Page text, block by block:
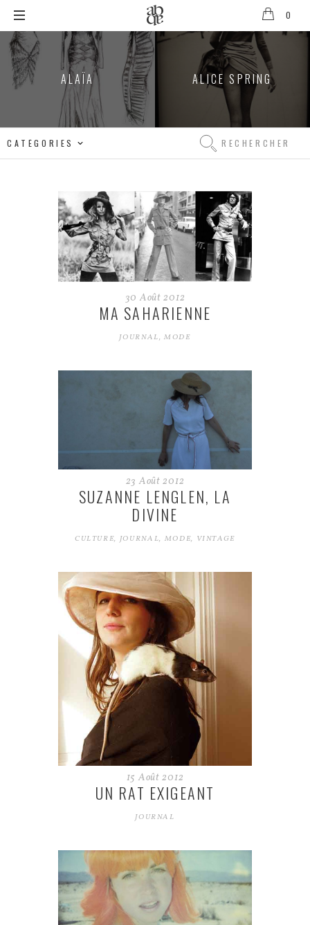
ALIX
B.
D'ANTHENAY
0
ALAÏA ALICE SPRING
Rechercher
Rechercher
30 Août 2012
MA SAHARIENNE
JOURNAL,MODE
23 Août 2012
SUZANNE LENGLEN, LA
DIVINE
CULTURE, JOURNAL, MODE, VINTAGE
15 Août 2012
UN RAT EXIGEANT
JOURNAL